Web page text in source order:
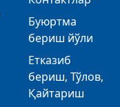
Буюртма
бериш йўли
Етказиб
бериш, Тўлов,
Қайтариш